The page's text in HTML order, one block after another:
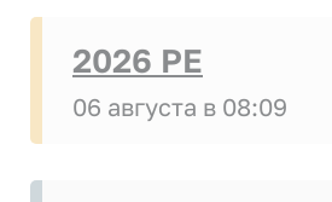
2026 PE
06 августа в 08:09